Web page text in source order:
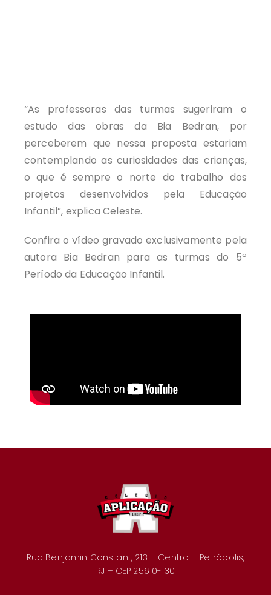
“As professoras das turmas sugeriram o
estudo das obras da Bia Bedran, por
perceberem que nessa proposta estariam
contemplando as curiosidades das crianças,
o que é sempre o norte do trabalho dos
projetos desenvolvidos pela Educação
Infantil”, explica Celeste.
Confira o vídeo gravado exclusivamente pela
autora Bia Bedran para as turmas do 5º
Período da Educação Infantil.
Rua Benjamin Constant, 213 – Centro – Petrópolis,
RJ – CEP 25610-130